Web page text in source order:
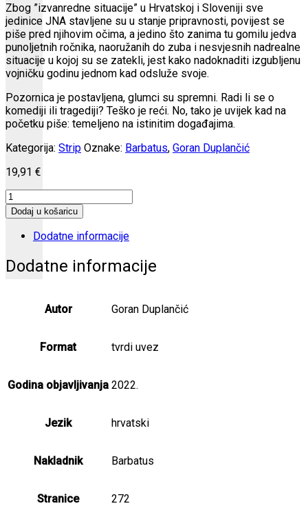
Zbog ”izvanredne situacije” u Hrvatskoj i Sloveniji sve
jedinice JNA stavljene su u stanje pripravnosti, povijest se
piše pred njihovim očima, a jedino što zanima tu gomilu jedva
punoljetnih ročnika, naoružanih do zuba i nesvjesnih nadrealne
situacije u kojoj su se zatekli, jest kako nadoknaditi izgubljenu
vojničku godinu jednom kad odsluže svoje.
Pozornica je postavljena, glumci su spremni. Radi li se o
komediji ili tragediji? Teško je reći. No, tako je uvijek kad na
početku piše: temeljeno na istinitim događajima.
Kategorija: Strip Oznake: Barbatus, Goran Duplančić
19,91 €
Vojna
količina
Dodaj u košaricu
Dodatne informacije
Dodatne informacije
Autor Goran Duplančić
Format tvrdi uvez
Godina objavljivanja 2022.
Jezik hrvatski
Nakladnik Barbatus
Stranice 272